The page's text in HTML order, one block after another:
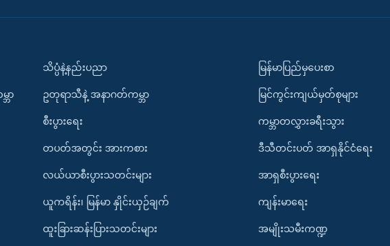
ာ
သိပ္ပံနဲ့နည်းပညာ
ဥတုရာသီနဲ့ အနာဂတ်ကမ္ဘာ
စီးပွားရေး
တပတ်အတွင်း အားကစား
လယ်ယာစီးပွားသတင်းများ
ယူကရိန်း၊ မြန်မာ နှိုင်းယှဉ်ချက်
ထူးခြားဆန်းပြားသတင်းများ
မြန်မာပြည်မှပေးစာ
မြင်ကွင်းကျယ်မှတ်စုများ
ကမ္ဘာတလွှားခရီးသွား
ဒီသီတင်းပတ် အာရှနိုင်ငံရေး
အာရှစီးပွားရေး
ကျန်းမာရေး
အမျိုးသမီးကဏ္ဍ